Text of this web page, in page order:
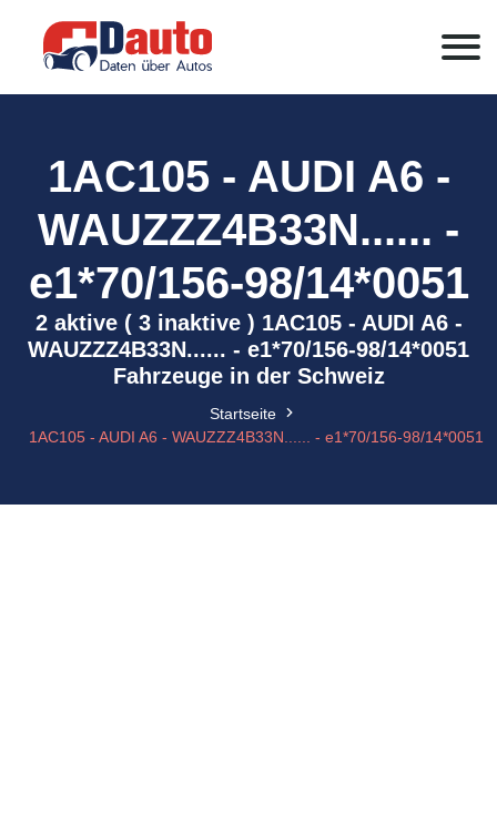
1AC105 - AUDI A6 -
WAUZZZ4B33N...... -
e1*70/156-98/14*0051
2 aktive ( 3 inaktive ) 1AC105 - AUDI A6 -
WAUZZZ4B33N...... - e1*70/156-98/14*0051
Fahrzeuge in der Schweiz
Startseite
1AC105 - AUDI A6 - WAUZZZ4B33N...... - e1*70/156-98/14*0051